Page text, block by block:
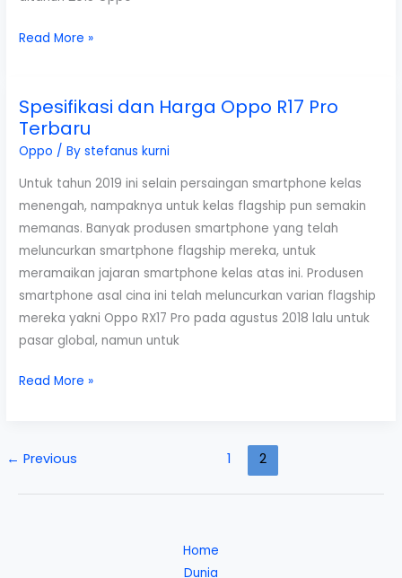
Review
Harga
Oppo
Neo
Read More »
Spesifikasi dan Harga Oppo R17 Pro
Terbaru
Oppo / Bystefanus kurni
Untuk tahun 2019 ini selain persaingan smartphone kelas
menengah, nampaknya untuk kelas flagship pun semakin
memanas. Banyak produsen smartphone yang telah
meluncurkan smartphone flagship mereka, untuk
meramaikan jajaran smartphone kelas atas ini. Produsen
smartphone asal cina ini telah meluncurkan varian flagship
mereka yakni Oppo RX17 Pro pada agustus 2018 lalu untuk
pasar global, namun untuk
Spesifikasi
Pro
Read More »
← Previous 1 2
Home
Dunia